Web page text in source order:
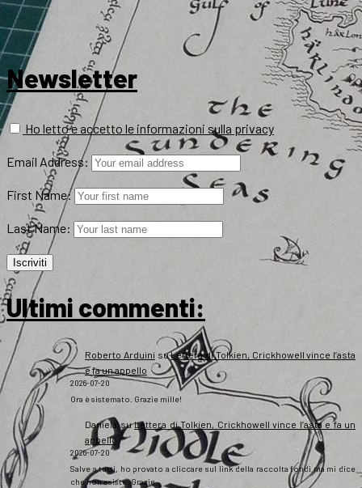
Newsletter
Ho letto e accetto le informazioni sulla privacy
Email Address:
First Name:
Last Name:
Ultimi commenti:
Roberto Arduini suLettera di Tolkien, Crickhowell vince l’asta
e fa un appello
2026-07-20
Ora è sistemato. Grazie mille!
DanielasuLettera di Tolkien, Crickhowell vince l’asta e fa un
appello
2026-07-20
Salve a tutti, ho provato a cliccare sul link della raccolta fondi ma mi dice
che non esiste. Grazie